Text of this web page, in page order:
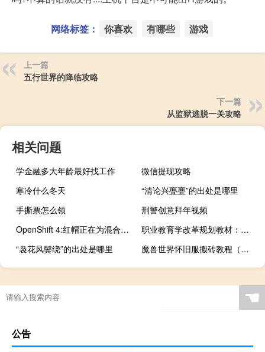
网络标签： 你喜欢 有哪些 游戏
上一篇
五行世界的降临攻略
下一篇
从监狱逃脱一关攻略
相关问题
学金融多大年龄最好找工作
微信提现攻略
寒冷什么冬天
“清论兴亹亹”的出处是哪里
手撕票怎么领
刑警创意拜年视频
OpenShift 4:红帽正在为混合云做准备
职业教育学改革规划教材：机械基础(关于职业教育学改革规划教材：机械基础简述)
“袅花风鬓绕”的出处是哪里
魔兽世界怀旧服搬砖教程（魔兽世界怀旧服搬砖）
☚
公告